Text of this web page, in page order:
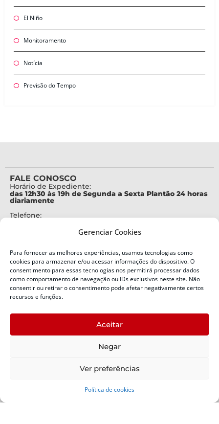
Gerenciar Cookies
Para fornecer as melhores experiências, usamos tecnologias como
cookies para armazenar e/ou acessar informações do dispositivo. O
consentimento para essas tecnologias nos permitirá processar dados
como comportamento de navegação ou IDs exclusivos neste site. Não
consentir ou retirar o consentimento pode afetar negativamente certos
recursos e funções.
Aceitar
Negar
Ver preferências
Política de cookies
El Niño
Monitoramento
Notícia
Previsão do Tempo
FALE CONOSCO
Horário de Expediente:
das 12h30 às 19h de Segunda a Sexta Plantão 24 horas
diariamente
Telefone:
Alertas Defesa Civil:
SMS 40199
ENDEREÇO
Defesa Civil do Estado de Santa Catarina
Bairro:
Capoeiras, Florianópolis, SC
Política de Privacidade